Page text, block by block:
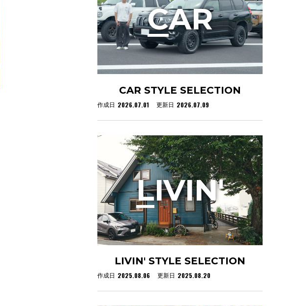
CAR STYLE SELECTION
作成日 2026.07.01 更新日 2026.07.09
CAR
LIVIN' STYLE SELECTION
作成日 2025.08.06 更新日 2025.08.20
LIVIN'